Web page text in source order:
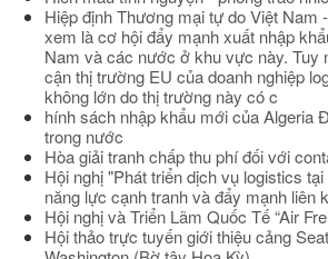
Hiệp định Thương mại tự do Việt Nam
xem là cơ hội đẩy mạnh xuất nhập
Nam và các nước ở khu vực này. Tuy
cận thị trường EU của doanh nghiệp
không lớn do thị trường này có c
hính sách nhập khẩu mới của Algeria
trong nước
Hòa giải tranh chấp thu phí đối với
Hội nghị "Phát triển dịch vụ logistics
năng lực cạnh tranh và đẩy mạnh liên
Hội nghị và Triển Lãm Quốc Tế “Air
Hội thảo trực tuyến giới thiệu cảng